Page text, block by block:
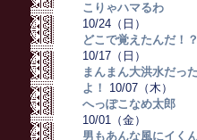
こりゃハマるわ
10/24（日）
どこで覚えたんだ！？
10/17（日）
まんまん大洪水だった
よ！
10/07（木）
へっぽこなめ太郎
10/01（金）
男もあんな風にイく